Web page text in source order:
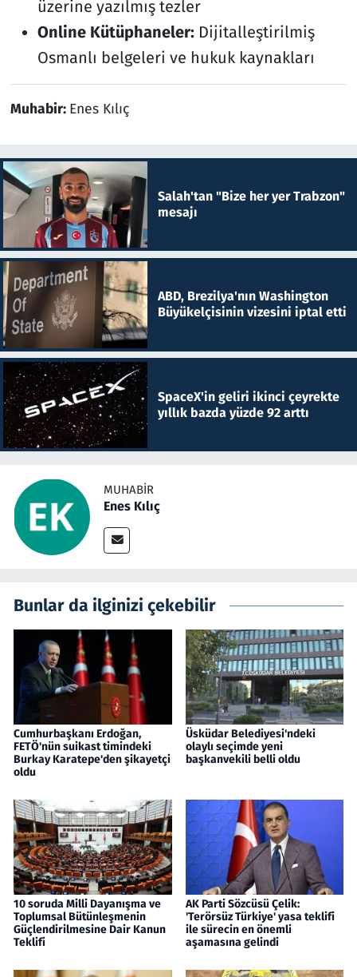
üzerine yazılmış tezler
Online Kütüphaneler:Dijitalleştirilmiş
Osmanlı belgeleri ve hukuk kaynakları
Muhabir: Enes Kılıç
Salah'tan "Bize her yer Trabzon"
mesajı
ABD, Brezilya'nın Washington
Büyükelçisinin vizesini iptal etti
SpaceX'in geliri ikinci çeyrekte
yıllık bazda yüzde 92 arttı
MUHABIR
Enes Kılıç
Bunlar da ilginizi çekebilir
Cumhurbaşkanı Erdoğan,
FETÖ'nün suikast timindeki
Burkay Karatepe'den şikayetçi
oldu
Üsküdar Belediyesi'ndeki
olaylı seçimde yeni
başkanvekili belli oldu
10 soruda Milli Dayanışma ve
Toplumsal Bütünleşmenin
Güçlendirilmesine Dair Kanun
Teklifi
AK Parti Sözcüsü Çelik:
'Terörsüz Türkiye' yasa teklifi
ile sürecin en önemli
aşamasına gelindi